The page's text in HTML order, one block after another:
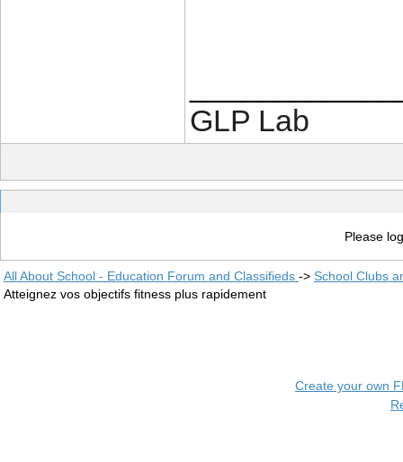
GLP Lab
Please
All About School - Education Forum and Classifieds -> School Clubs
Atteignez vos objectifs fitness plus rapidement
Create your own